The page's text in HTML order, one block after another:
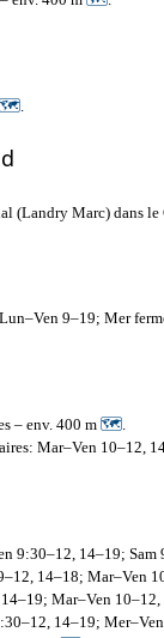
🗺.
(Landry Marc) dans le
9–19; Mer
– env. 400 m 🗺.
Mar–Ven 10–12,
9:30–12, 14–19;
14–18; Mar–Ven
Mar–Ven
14–19;